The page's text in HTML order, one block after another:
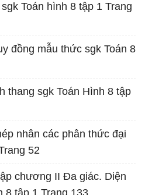
Toán hình 8 tập 1 Trang
đồng mẫu thức sgk Toán 8
thang sgk Toán Hình 8 tập
nhân các phân thức đại
52
chương II Đa giác. Diện